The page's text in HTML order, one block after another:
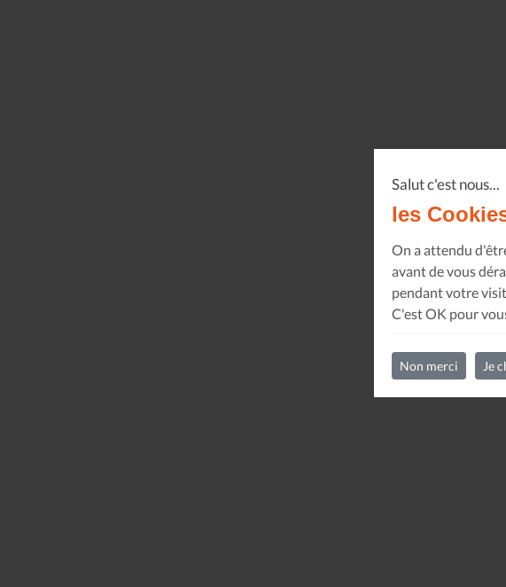
Salut c'est nous...
les
On a attendu
avant de vous
pendant votre
C'est OK pour
Non merci Je